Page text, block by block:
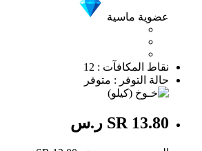
عضوية ماسية
نقاط المكافآت : 12
حالة التوفر : متوفر
SR 13.80 ر.س